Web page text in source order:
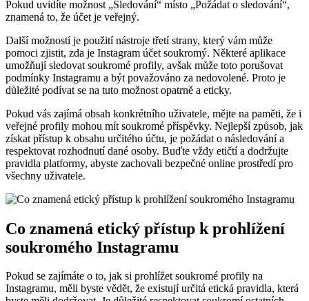
Pokud uvidíte možnost „Sledování“ místo „Požádat o sledování“,
znamená to, že účet je veřejný.
Další možností je použití nástroje třetí strany, který vám může
pomoci zjistit, zda je Instagram účet soukromý. Některé aplikace
umožňují sledovat soukromé profily, avšak může toto porušovat
podmínky Instagramu a být považováno za nedovolené. Proto je
důležité podívat se na tuto možnost opatrně a eticky.
Pokud vás zajímá obsah konkrétního uživatele, mějte na paměti, že i
veřejné profily mohou mít soukromé příspěvky. Nejlepší způsob, jak
získat přístup k obsahu určitého účtu, je požádat o následování a
respektovat rozhodnutí dané osoby. Buďte vždy etičtí a dodržujte
pravidla platformy, abyste zachovali bezpečné online prostředí pro
všechny uživatele.
Co znamená etický přístup k prohlížení
soukromého Instagramu
Pokud se zajímáte o to, jak si prohlížet soukromé profily na
Instagramu, měli byste vědět, že existují určitá etická pravidla, která